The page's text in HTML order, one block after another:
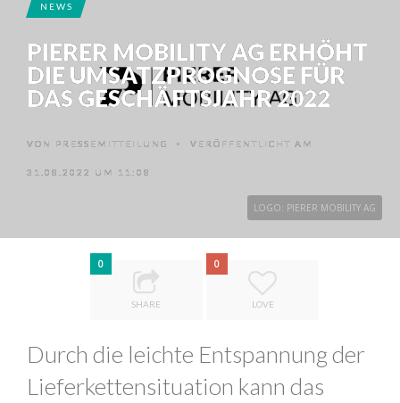
LOGO: PIERER MOBILITY AG
NEWS
PIERER MOBILITY AG ERHÖHT
DIE UMSATZPROGNOSE FÜR
DAS GESCHÄFTSJAHR 2022
VON PRESSEMITTEILUNG • VERÖFFENTLICHT AM
31.08.2022 UM 11:08
0
SHARE
0
LOVE
Durch die leichte Entspannung der
Lieferkettensituation kann das